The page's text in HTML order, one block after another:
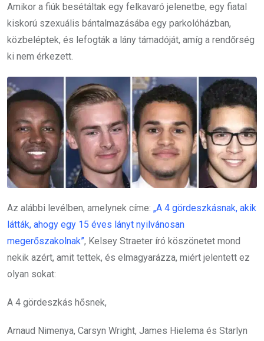
Amikor a fiúk besétáltak egy felkavaró jelenetbe, egy fiatal
kiskorú szexuális bántalmazásába egy parkolóházban,
közbeléptek, és lefogták a lány támadóját, amíg a rendőrség
ki nem érkezett.
Az alábbi levélben, amelynek címe: „A 4 gördeszkásnak, akik
látták, ahogy egy 15 éves lányt nyilvánosan
megerőszakolnak”, Kelsey Straeter író köszönetet mond
nekik azért, amit tettek, és elmagyarázza, miért jelentett ez
olyan sokat:
A 4 gördeszkás hősnek,
Arnaud Nimenya, Carsyn Wright, James Hielema és Starlyn